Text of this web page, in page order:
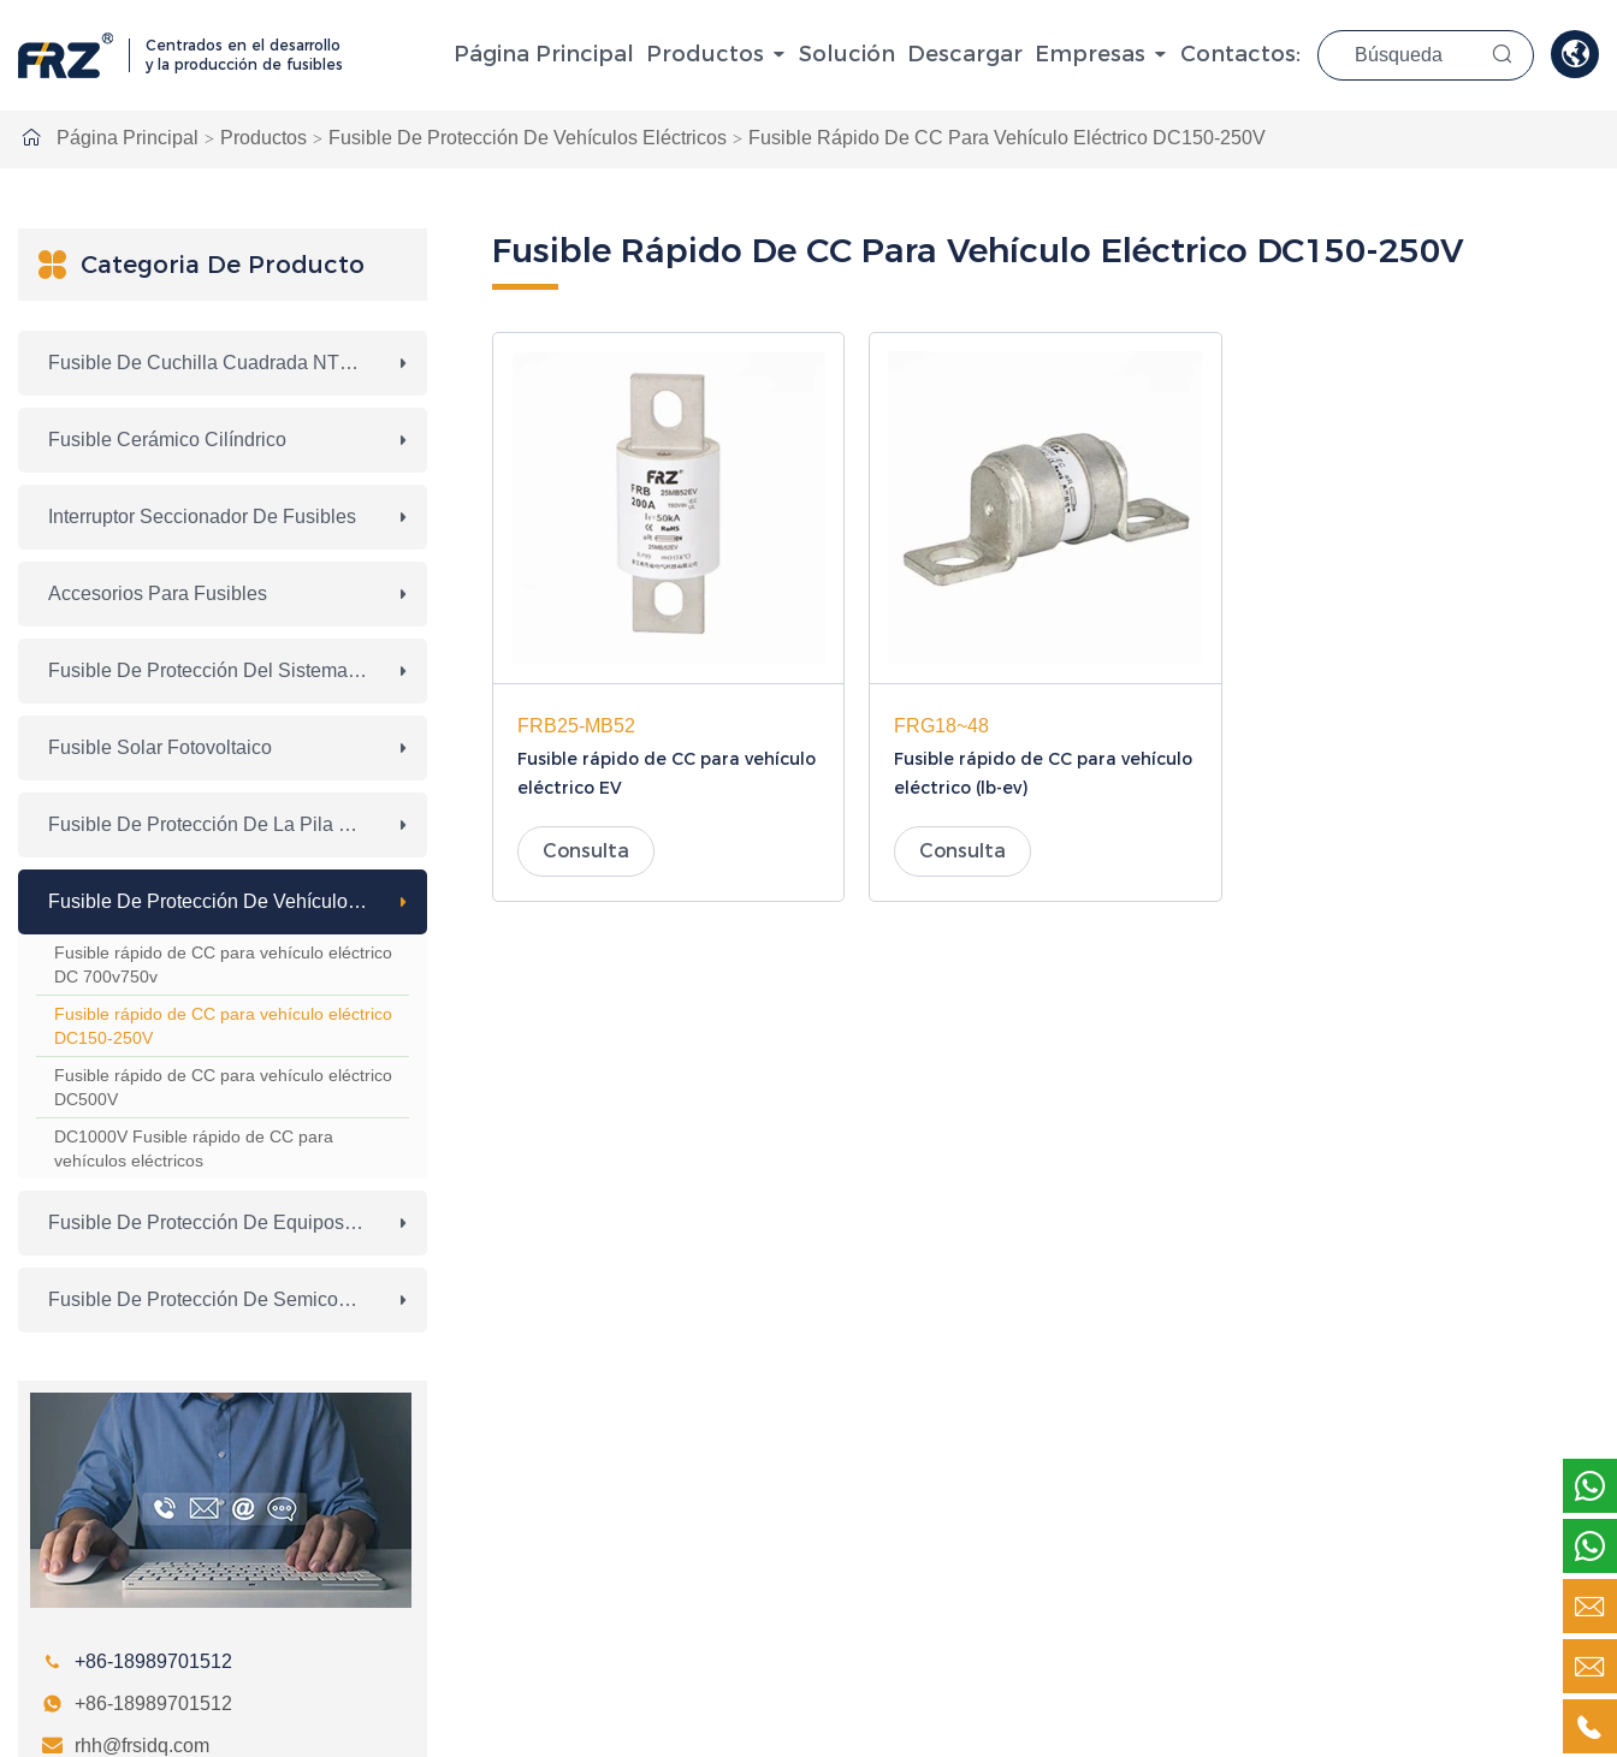
Centrados en el desarrollo
y la producción de fusibles
Página Principal Productos Solución Descargar Empresas Contactos:  
Página Principal Productos Fusible De Protección De Vehículos Eléctricos Fusible Rápido De CC Para Vehículo Eléctrico DC150-250V
 Categoria De Producto
Fusible De Cuchilla Cuadrada NTNH HRC
Fusible Cerámico Cilíndrico
Interruptor Seccionador De Fusibles
Accesorios Para Fusibles
Fusible De Protección Del Sistema De Almacenamiento De Energía
Fusible Solar Fotovoltaico
Fusible De Protección De La Pila De Carga
Fusible De Protección De Vehículos Eléctricos
Fusible rápido de CC para vehículo eléctrico
DC 700v750v
Fusible rápido de CC para vehículo eléctrico
DC150-250V
Fusible rápido de CC para vehículo eléctrico
DC500V
DC1000V Fusible rápido de CC para
vehículos eléctricos
Fusible De Protección De Equipos De Energía Eólica
Fusible De Protección De Semiconducción
 +86-18989701512
 +86-18989701512
 rhh@frsidq.com
Fusible Rápido De CC Para Vehículo Eléctrico DC150-250V
FRB25-MB52
Fusible rápido de CC para vehículo
eléctrico EV
Consulta
FRG18~48
Fusible rápido de CC para vehículo
eléctrico (lb-ev)
Consulta




